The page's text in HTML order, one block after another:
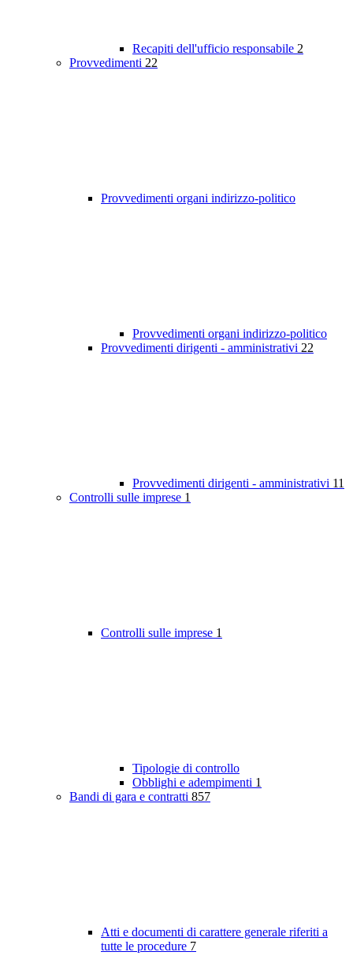
Recapiti dell'ufficio responsabile 2
Provvedimenti 22
Provvedimenti organi indirizzo-politico
Provvedimenti organi indirizzo-politico
Provvedimenti dirigenti - amministrativi 22
Provvedimenti dirigenti - amministrativi 11
Controlli sulle imprese 1
Controlli sulle imprese 1
Tipologie di controllo
Obblighi e adempimenti 1
Bandi di gara e contratti 857
Atti e documenti di carattere generale riferiti a
tutte le procedure 7